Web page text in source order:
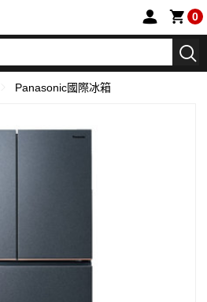
0
Panasonic國際冰箱